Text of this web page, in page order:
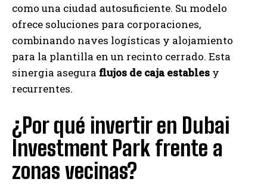
como una ciudad autosuficiente. Su modelo
ofrece soluciones para corporaciones,
combinando naves logísticas y alojamiento
para la plantilla en un recinto cerrado. Esta
sinergia asegura flujos de caja estables y
recurrentes.
¿Por qué invertir en Dubai
Investment Park frente a
zonas vecinas?